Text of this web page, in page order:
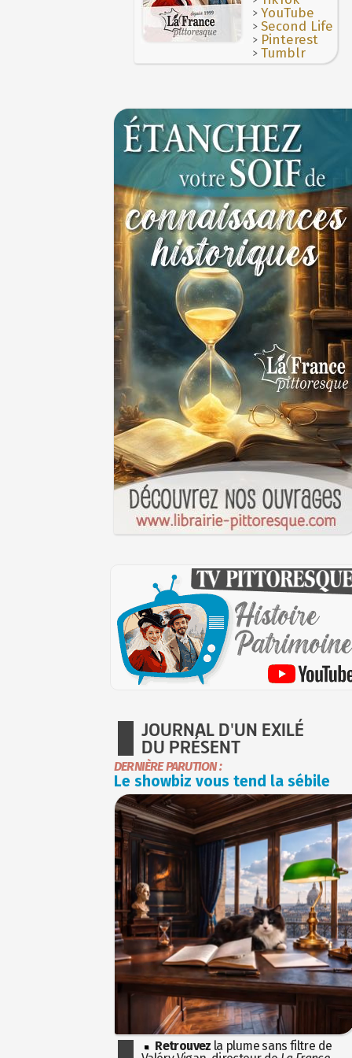
JOURNAL D'UN EXILÉ
DU PRÉSENT
DERNIÈRE PARUTION :
Le showbiz vous tend la sébile
Retrouvez la plume sans filtre de
>YouTube
>Second Life
> Pinterest
>Tumblr